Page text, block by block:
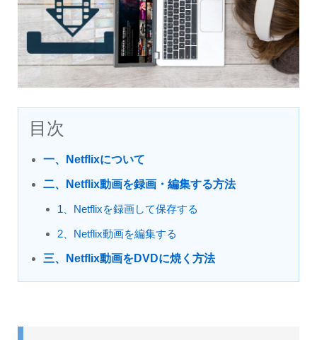
目次
一、Netflixについて
二、Netflix動画を録画・編集する方法
1、Netflixを録画して保存する
2、Netflix動画を編集する
三、Netflix動画をDVDに焼く方法